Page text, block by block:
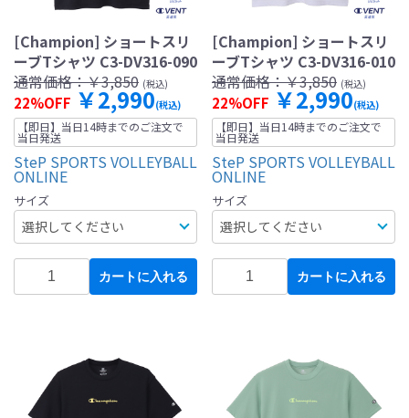
[Champion] ショートスリ
ーブTシャツ C3-DV316-090
通常価格：￥3,850 (税込)
22%OFF ￥2,990(税込)
【即日】当日14時までのご注文で
当日発送
SteP SPORTS VOLLEYBALL
ONLINE
サイズ
カートに入れる
[Champion] ショートスリ
ーブTシャツ C3-DV316-010
通常価格：￥3,850 (税込)
22%OFF ￥2,990(税込)
【即日】当日14時までのご注文で
当日発送
SteP SPORTS VOLLEYBALL
ONLINE
サイズ
カートに入れる